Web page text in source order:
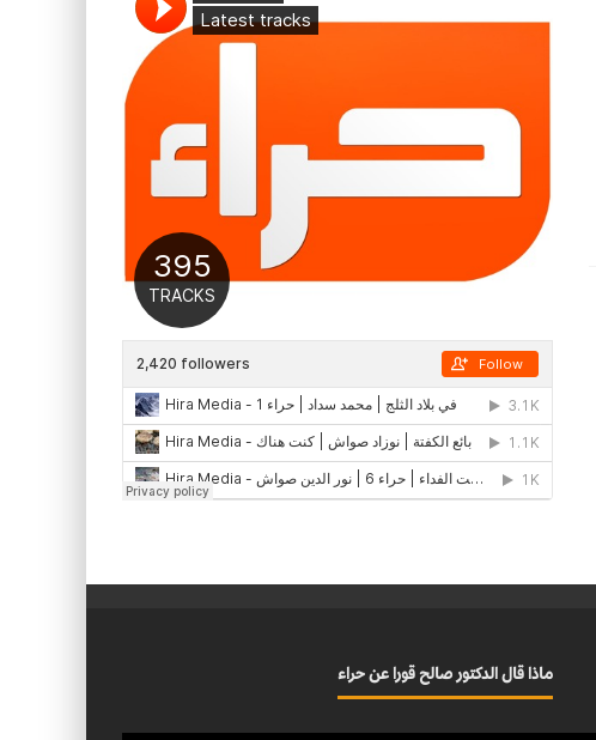
ماذا قال الدكتور صالح قورا عن حراء